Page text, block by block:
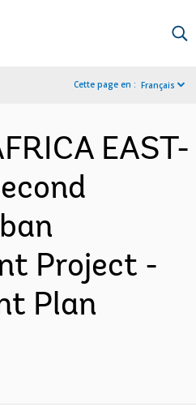
Cette page en : Français
EAST-
Project -
Plan